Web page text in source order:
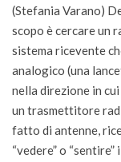
(Stefania Varano)
scopo è cercare un
sistema ricevente
analogico (una
nella direzione in
un trasmettitore
fatto di antenne,
“vedere” o